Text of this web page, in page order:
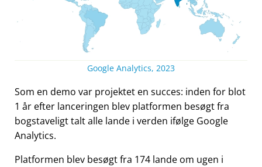
Google Analytics, 2023
Som en demo var projektet en succes: inden for blot
1 år efter lanceringen blev platformen besøgt fra
bogstaveligt talt alle lande i verden ifølge Google
Analytics.
Platformen blev besøgt fra 174 lande om ugen i